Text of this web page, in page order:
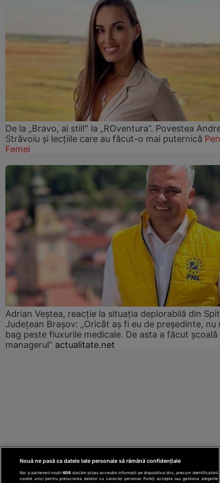
De la „Bravo, ai stil!” la „ROventura”. Povestea
Străvoiu și lecțiile care au făcut-o mai puternică
Femei
Adrian Veștea, reacție la situația deplorabilă din
Județean Brașov: „Oricât aș fi eu de președinte, nu
bag peste fluxurile medicale. De asta a făcut școală
managerul” actualitate.net
Nouă ne pasă ca datele tale personale să rămână confidențiale
Noi și partenerii noștri606 stocăm și/sau accesăm informații pe dispozitivul dvs., precum identificatorii
cookie unici pentru prelucrarea datelor cu caracter personal. Puteți accepta sau gestiona alegerile